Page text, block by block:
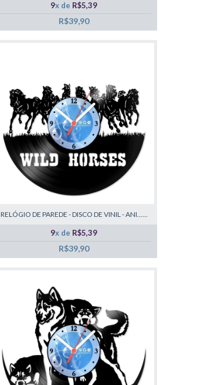
9x de R$5,39
R$39,90
RELÓGIO DE PAREDE - DISCO DE VINIL - ANI......
9x de R$5,39
R$39,90